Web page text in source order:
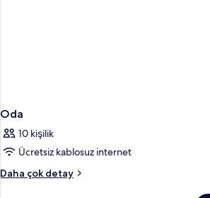
Oda
10 kişilik
Ücretsiz kablosuz internet
Daha çok detay
Oda